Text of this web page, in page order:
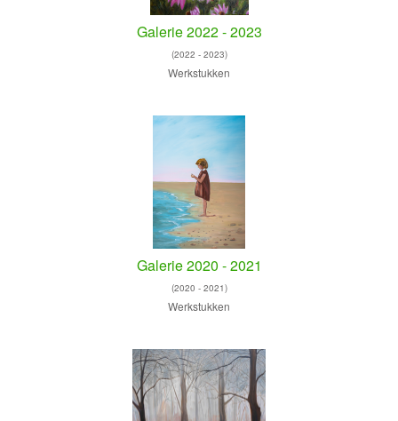
Galerie 2022 - 2023
(2022 - 2023)
Werkstukken
Galerie 2020 - 2021
(2020 - 2021)
Werkstukken